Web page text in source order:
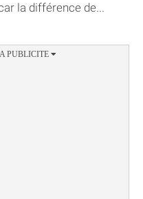
la différence de...